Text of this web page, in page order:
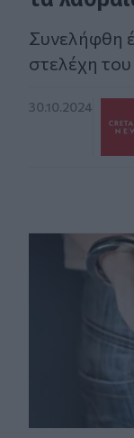
Συνελήφθη
στελέχη
30.10.2024